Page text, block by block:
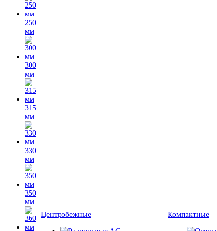
250
мм
300
мм
315
мм
330
мм
350
мм
Центробежные Компактные